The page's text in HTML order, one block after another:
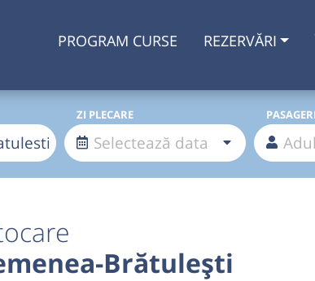
PROGRAM CURSE REZERVĂRI
ZI PLECARE
Brătulești